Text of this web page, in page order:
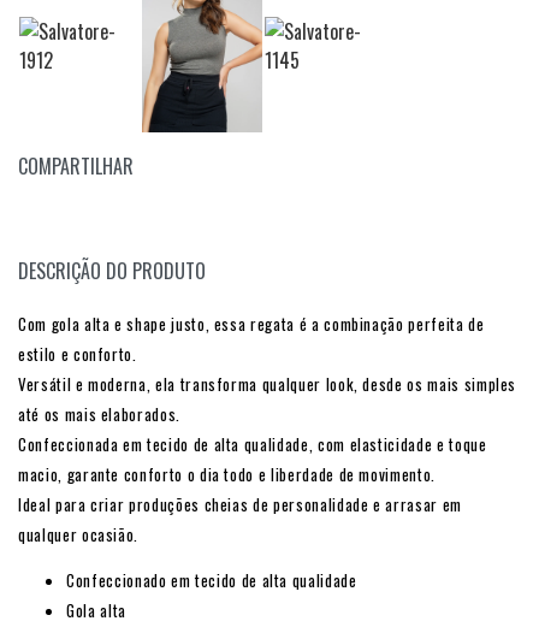
COMPARTILHAR
DESCRIÇÃO DO PRODUTO
Com gola alta e shape justo, essa regata é a combinação perfeita de
estilo e conforto.
Versátil e moderna, ela transforma qualquer look, desde os mais simples
até os mais elaborados.
Confeccionada em tecido de alta qualidade, com elasticidade e toque
macio, garante conforto o dia todo e liberdade de movimento.
Ideal para criar produções cheias de personalidade e arrasar em
qualquer ocasião.
Confeccionado em tecido de alta qualidade
Gola alta